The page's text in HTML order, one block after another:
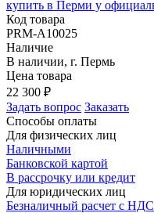
Код товара
PRM-A10025
Наличие
В наличии, г. Пермь
Цена товара
22 300 ₽
Задать вопрос Заказать
Способы оплаты
Для физических лиц
Наличными
Банковской картой
В рассрочку или кредит
Для юридических лиц
Безналичный расчет с НДС